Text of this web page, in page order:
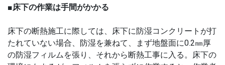
■床下の作業は手間がかかる
床下の断熱施工に際しては、床下に防湿コンクリートが打
たれていない場合、防湿を兼ねて、まず地盤面に0.2㎜厚
の防湿フィルムを張り、それから断熱工事に入る。床下の